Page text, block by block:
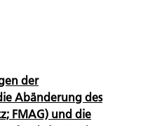
der
Abänderung des
FMAG) und die